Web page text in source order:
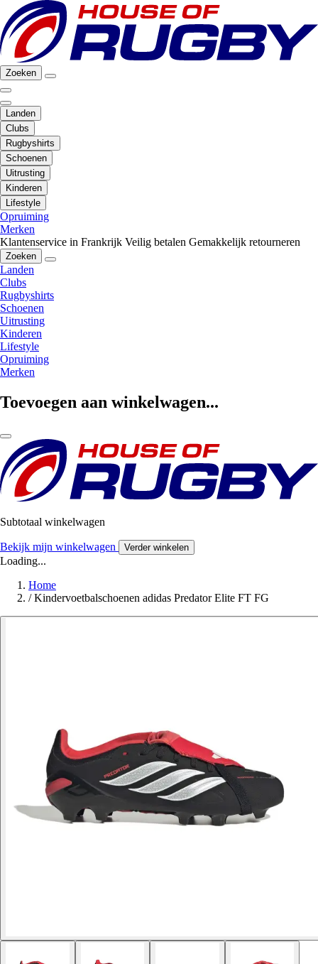
Zoeken
Landen
Clubs
Rugbyshirts
Schoenen
Uitrusting
Kinderen
Lifestyle
Opruiming
Merken
Klantenservice in Frankrijk Veilig betalen Gemakkelijk retourneren
Zoeken
Landen
Clubs
Rugbyshirts
Schoenen
Uitrusting
Kinderen
Lifestyle
Opruiming
Merken
Toevoegen aan winkelwagen...
Subtotaal winkelwagen
Bekijk mijn winkelwagen Verder winkelen
Loading...
Home
/ Kindervoetbalschoenen adidas Predator Elite FT FG